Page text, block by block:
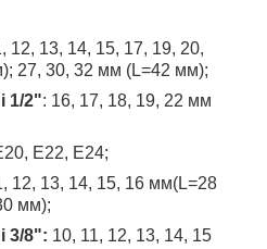
12, 13, 14, 15, 17, 19, 20,
27, 30, 32 мм (L=42 мм);
1/2": 16, 17, 18, 19, 22 мм
E22, E24;
12, 13, 14, 15, 16 мм(L=28
мм);
3/8": 10, 11, 12, 13, 14, 15